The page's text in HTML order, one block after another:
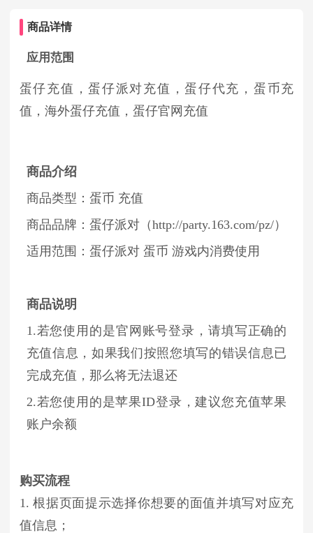
商品详情
应用范围
蛋仔充值，蛋仔派对充值，蛋仔代充，蛋币充
值，海外蛋仔充值，蛋仔官网充值
商品介绍
商品类型：蛋币 充值
商品品牌：蛋仔派对（http://party.163.com/pz/）
适用范围：蛋仔派对 蛋币 游戏内消费使用
商品说明
1.若您使用的是官网账号登录，请填写正确的
充值信息，如果我们按照您填写的错误信息已
完成充值，那么将无法退还
2.若您使用的是苹果ID登录，建议您充值苹果
账户余额
购买流程
1. 根据页面提示选择你想要的面值并填写对应充
值信息；